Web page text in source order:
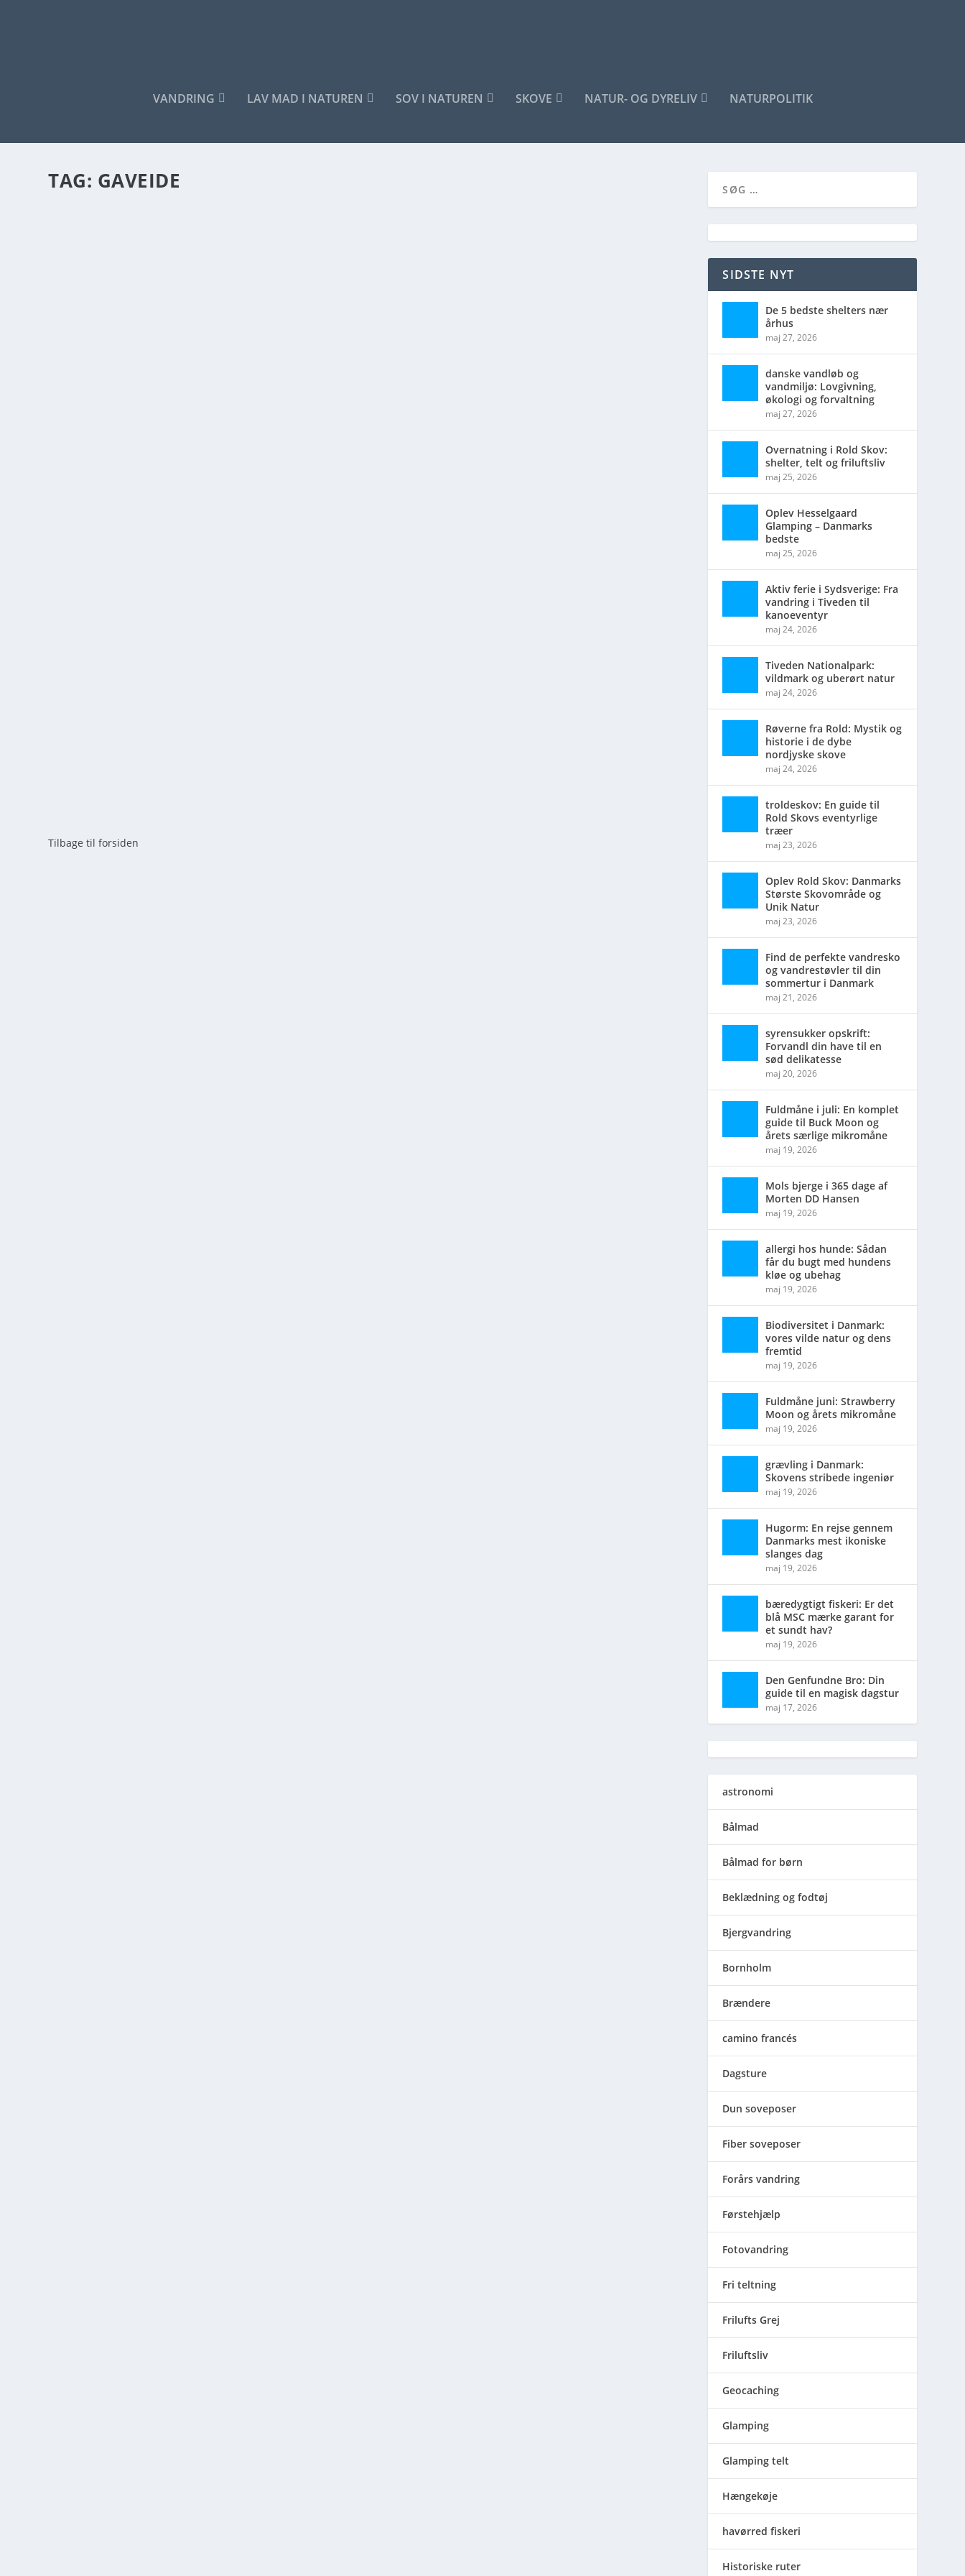
VANDRING LAV MAD I NATUREN SOV I NATUREN SKOVE NATUR- OG DYRELIV NATURPOLITIK
TAG: GAVEIDE
Tilbage til forsiden
SIDSTE NYT
De 5 bedste shelters nær
århus
maj 27, 2026
danske vandløb og
vandmiljø: Lovgivning,
økologi og forvaltning
maj 27, 2026
Overnatning i Rold Skov:
shelter, telt og friluftsliv
maj 25, 2026
Oplev Hesselgaard
Glamping – Danmarks
bedste
maj 25, 2026
Aktiv ferie i Sydsverige: Fra
vandring i Tiveden til
kanoeventyr
maj 24, 2026
Tiveden Nationalpark:
vildmark og uberørt natur
maj 24, 2026
Røverne fra Rold: Mystik og
historie i de dybe
nordjyske skove
maj 24, 2026
troldeskov: En guide til
Rold Skovs eventyrlige
træer
maj 23, 2026
Oplev Rold Skov: Danmarks
Største Skovområde og
Unik Natur
maj 23, 2026
Find de perfekte vandresko
og vandrestøvler til din
sommertur i Danmark
maj 21, 2026
syrensukker opskrift:
Forvandl din have til en
sød delikatesse
maj 20, 2026
Fuldmåne i juli: En komplet
guide til Buck Moon og
årets særlige mikromåne
maj 19, 2026
Mols bjerge i 365 dage af
Morten DD Hansen
maj 19, 2026
allergi hos hunde: Sådan
får du bugt med hundens
kløe og ubehag
maj 19, 2026
Biodiversitet i Danmark:
vores vilde natur og dens
fremtid
maj 19, 2026
Fuldmåne juni: Strawberry
Moon og årets mikromåne
maj 19, 2026
grævling i Danmark:
Skovens stribede ingeniør
maj 19, 2026
Hugorm: En rejse gennem
Danmarks mest ikoniske
slanges dag
maj 19, 2026
bæredygtigt fiskeri: Er det
blå MSC mærke garant for
et sundt hav?
maj 19, 2026
Den Genfundne Bro: Din
guide til en magisk dagstur
maj 17, 2026
astronomi
Bålmad
Bålmad for børn
Beklædning og fodtøj
Bjergvandring
Bornholm
Brændere
camino francés
Dagsture
Dun soveposer
Fiber soveposer
Forårs vandring
Førstehjælp
Fotovandring
Fri teltning
Frilufts Grej
Friluftsliv
Geocaching
Glamping
Glamping telt
Hængekøje
havørred fiskeri
Historiske ruter